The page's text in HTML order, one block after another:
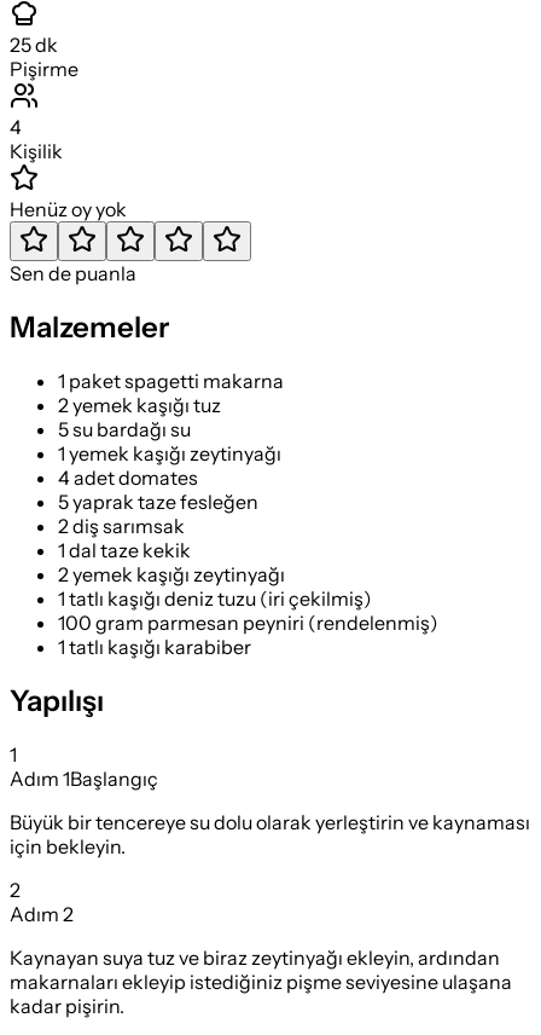
25dk
Pişirme
4
Kişilik
Henüz oy yok
Sen de puanla
Malzemeler
1 paket spagetti makarna
2 yemek kaşığı tuz
5 su bardağı su
1 yemek kaşığı zeytinyağı
4 adet domates
5 yaprak taze fesleğen
2 diş sarımsak
1 dal taze kekik
2 yemek kaşığı zeytinyağı
1 tatlı kaşığı deniz tuzu (iri çekilmiş)
100 gram parmesan peyniri (rendelenmiş)
1 tatlı kaşığı karabiber
Yapılışı
1
Adım 1Başlangıç
Büyük bir tencereye su dolu olarak yerleştirin ve kaynaması
için bekleyin.
2
Adım 2
Kaynayan suya tuz ve biraz zeytinyağı ekleyin, ardından
makarnaları ekleyip istediğiniz pişme seviyesine ulaşana
kadar pişirin.